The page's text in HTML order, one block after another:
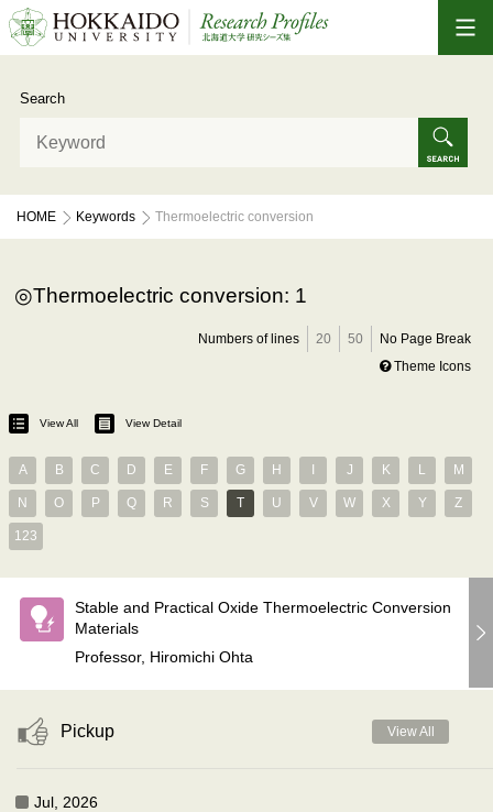
Search
HOME Keywords Thermoelectric conversion
Thermoelectric conversion: 1
Numbers of lines 20 50
No Page Break
Theme Icons
View All View Detail
A B C D E F G H J K L M
N O P Q R S T U V W X Y Z
123
Stable and Practical Oxide Thermoelectric Conversion
Materials
Professor, Hiromichi Ohta
Pickup View All
Jul, 2026